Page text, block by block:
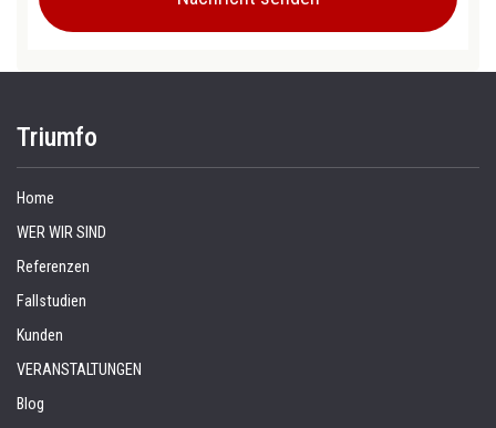
Triumfo
Home
WER WIR SIND
Referenzen
Fallstudien
Kunden
VERANSTALTUNGEN
Blog